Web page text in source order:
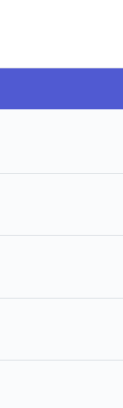
す
います
す